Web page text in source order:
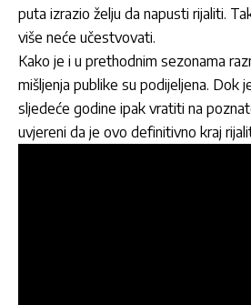
puta izrazio želju da napusti rijaliti.
više neće učestvovati.
Kako je i u prethodnim sezonama
mišljenja publike su podijeljena. Dok
sljedeće godine ipak vratiti na
uvjereni da je ovo definitivno kraj